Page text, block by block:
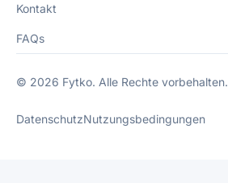
Kontakt
FAQs
© 2026 Fytko. Alle Rechte vorbehalten.
DatenschutzNutzungsbedingungen